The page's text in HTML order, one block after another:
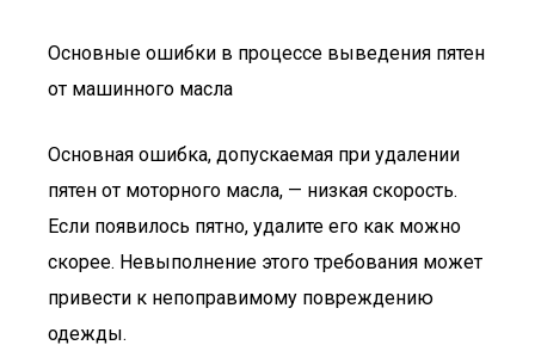
Основные ошибки в процессе выведения пятен
от машинного масла
Основная ошибка, допускаемая при удалении
пятен от моторного масла, — низкая скорость.
Если появилось пятно, удалите его как можно
скорее. Невыполнение этого требования может
привести к непоправимому повреждению
одежды.